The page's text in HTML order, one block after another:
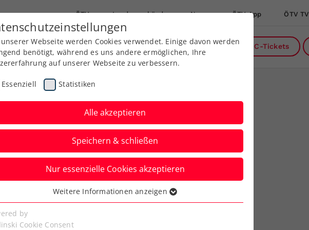
ÖTV Landesverbände News ÖTV App ÖTV TV
Ausbildung Services Über uns DC-Tickets
die Ukraine:
im Billie Jean King
Webseite werden Cookies verwendet. Einige davon werden
benötigt, während es uns andere ermöglichen, Ihre
auf unserer Webseite zu verbessern.
Essenziell Statistiken
Alle akzeptieren
Speichern & schließen
Nur essenzielle Cookies akzeptieren
Cookies werden für grundlegende Funktionen der
benötigt. Dadurch ist gewährleistet, dass die Webseite
Weitere Informationen anzeigen
by
Cookie Consent